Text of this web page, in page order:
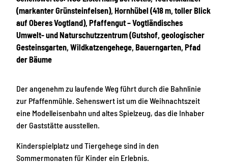
(markanter Grünsteinfelsen), Hornhübel (418 m, toller Blick
auf Oberes Vogtland), Pfaffengut – Vogtländisches
Umwelt- und Naturschutzzentrum (Gutshof, geologischer
Gesteinsgarten, Wildkatzengehege, Bauerngarten, Pfad
der Bäume
Der angenehm zu laufende Weg führt durch die Bahnlinie
zur Pfaffenmühle. Sehenswert ist um die Weihnachtszeit
eine Modelleisenbahn und altes Spielzeug, das die Inhaber
der Gaststätte ausstellen.
Kinderspielplatz und Tiergehege sind in den
Sommermonaten für Kinder ein Erlebnis.